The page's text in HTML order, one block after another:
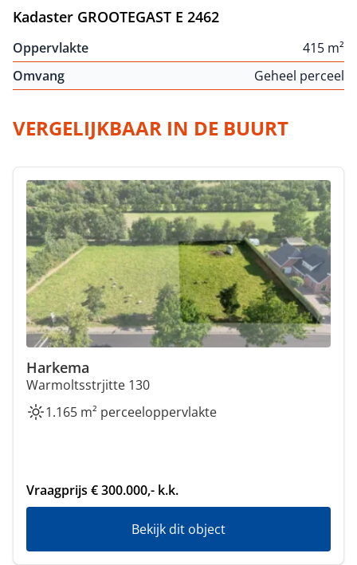
Kadaster GROOTEGAST E 2462
Oppervlakte
415 m²
Omvang
Geheel perceel
VERGELIJKBAAR IN DE BUURT
Harkema
Warmoltsstrjitte 130
1.165 m² perceeloppervlakte
Vraagprijs € 300.000,- k.k.
Bekijk dit object